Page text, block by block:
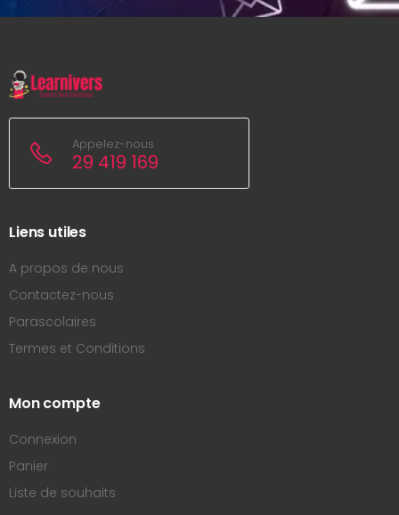
Appelez-nous
29 419 169
Liens utiles
A propos de nous
Contactez-nous
Parascolaires
Termes et Conditions
Mon compte
Connexion
Panier
Liste de souhaits